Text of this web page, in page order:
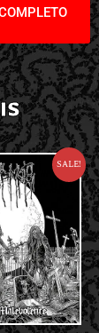
Sale!